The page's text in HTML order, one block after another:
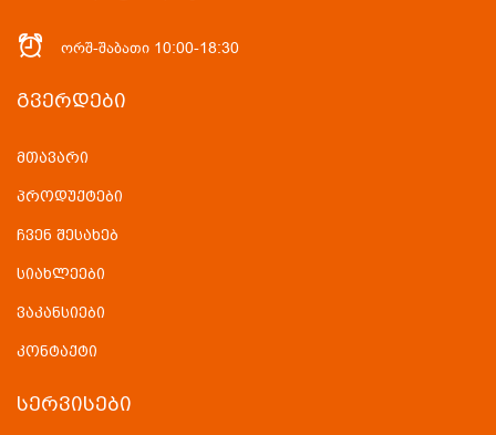
ორშ-შაბათი 10:00-18:30
ᲒᲕᲔᲠᲓᲔᲑᲘ
მთავარი
პროდუქტები
ჩვენ შესახებ
სიახლეები
ვაკანსიები
კონტაქტი
ᲡᲔᲠᲕᲘᲡᲔᲑᲘ